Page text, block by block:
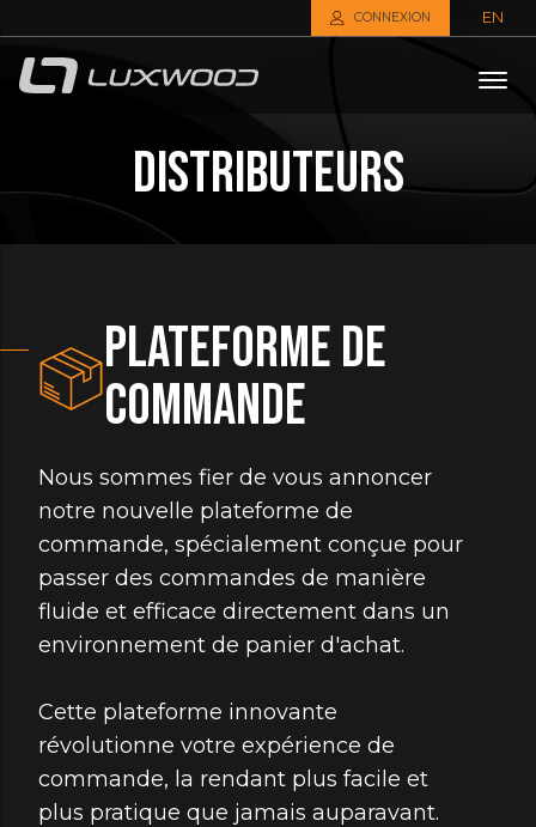
CONNEXION EN
Distributeurs
PLATEFORME DE
COMMANDE
Nous sommes fier de vous annoncer
notre nouvelle plateforme de
commande, spécialement conçue pour
passer des commandes de manière
fluide et efficace directement dans un
environnement de panier d'achat.
Cette plateforme innovante
révolutionne votre expérience de
commande, la rendant plus facile et
plus pratique que jamais auparavant.